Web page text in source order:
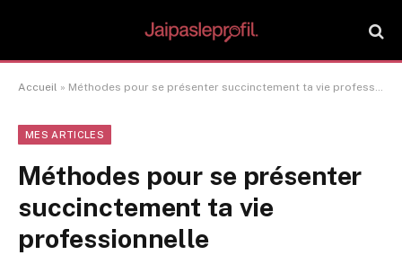
Accueil » Méthodes pour se présenter succinctement ta vie professionnelle
MES ARTICLES
Méthodes pour se présenter
succinctement ta vie
professionnelle